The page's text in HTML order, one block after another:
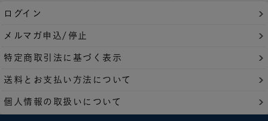
ログイン
メルマガ申込/停止
特定商取引法に基づく表示
送料とお支払い方法について
個人情報の取扱いについて